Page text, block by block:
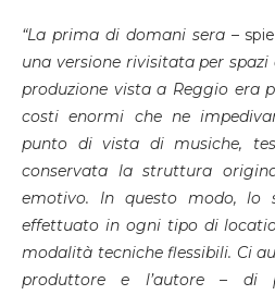
“La prima di domani sera –
una versione rivisitata per
produzione vista a Reggio era
costi enormi che ne
punto di vista di musiche,
conservata la struttura
emotivo. In questo modo, lo
effettuato in ogni tipo di
modalità tecniche flessibili. Ci
produttore e l’autore – di